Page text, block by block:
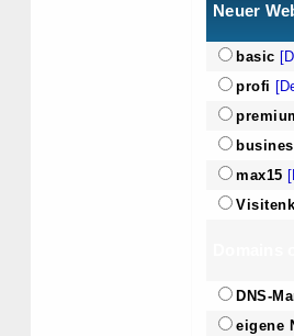
Neuer
basic
profi
max15
DNS-
eigene